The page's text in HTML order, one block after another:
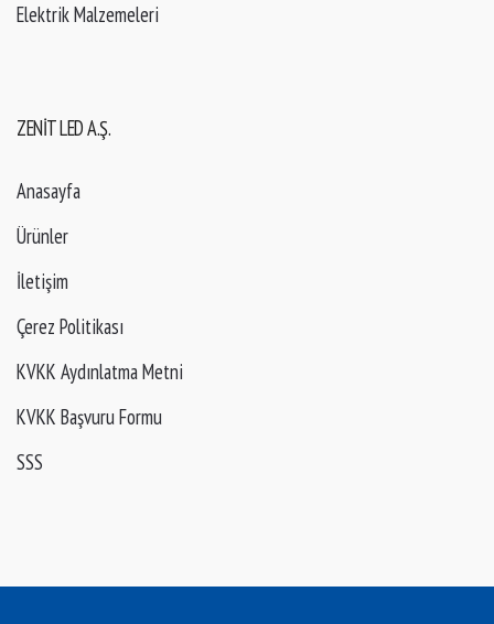
Elektrik Malzemeleri
ZENIT LED A.Ş.
Anasayfa
Ürünler
İletişim
Çerez Politikası
KVKK Aydınlatma Metni
KVKK Başvuru Formu
SSS